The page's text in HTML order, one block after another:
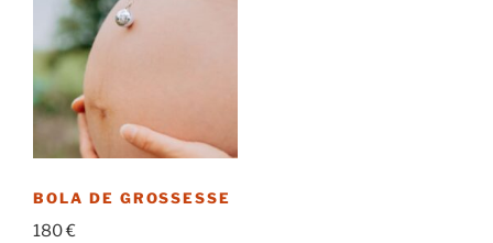
BOLA DE GROSSESSE
180€